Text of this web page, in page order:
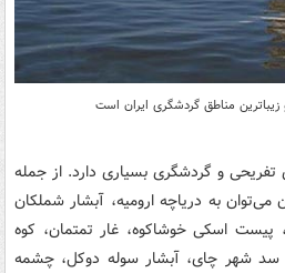
زیباترین مناطق گردشگری ایران است
تفریحی و گردشگری بسیاری دارد. از جمله
به دریاچه ارومیه، آبشار شملکان
پیست اسکی خوشاکوه، غار تمتمان، کوه
سد شهر چای، آبشار سوله دوکل، چشمه